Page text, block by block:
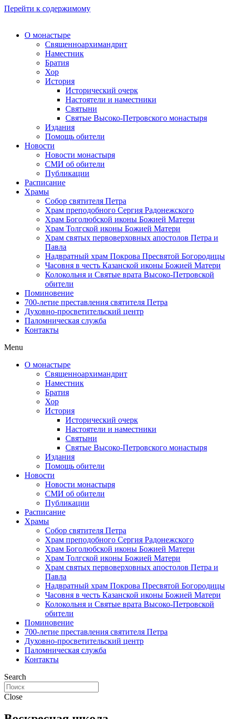
Перейти к содержимому
О монастыре
Священноархимандрит
Наместник
Братия
Хор
История
Исторический очерк
Настоятели и наместники
Святыни
Святые Высоко-Петровского монастыря
Издания
Помощь обители
Новости
Новости монастыря
СМИ об обители
Публикации
Расписание
Храмы
Собор святителя Петра
Храм преподобного Сергия Радонежского
Храм Боголюбской иконы Божией Матери
Храм Толгской иконы Божией Матери
Храм святых первоверховных апостолов Петра и
Павла
Надвратный храм Покрова Пресвятой Богородицы
Часовня в честь Казанской иконы Божией Матери
Колокольня и Святые врата Высоко-Петровской
обители
Поминовение
700-летие преставления святителя Петра
Духовно-просветительский центр
Паломническая служба
Контакты
Menu
О монастыре
Священноархимандрит
Наместник
Братия
Хор
История
Исторический очерк
Настоятели и наместники
Святыни
Святые Высоко-Петровского монастыря
Издания
Помощь обители
Новости
Новости монастыря
СМИ об обители
Публикации
Расписание
Храмы
Собор святителя Петра
Храм преподобного Сергия Радонежского
Храм Боголюбской иконы Божией Матери
Храм Толгской иконы Божией Матери
Храм святых первоверховных апостолов Петра и
Павла
Надвратный храм Покрова Пресвятой Богородицы
Часовня в честь Казанской иконы Божией Матери
Колокольня и Святые врата Высоко-Петровской
обители
Поминовение
700-летие преставления святителя Петра
Духовно-просветительский центр
Паломническая служба
Контакты
Search
Close